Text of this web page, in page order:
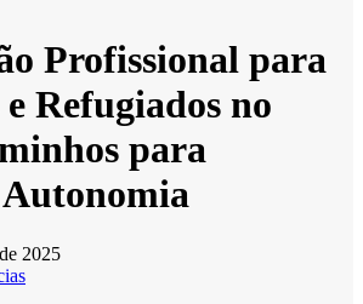
Profissional para
Refugiados no
para
2025